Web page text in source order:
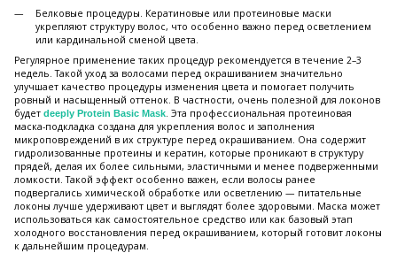
Белковые процедуры. Кератиновые или протеиновые маски
укрепляют структуру волос, что особенно важно перед осветлением
или кардинальной сменой цвета.
Регулярное применение таких процедур рекомендуется в течение 2–3
недель. Такой уход за волосами перед окрашиванием значительно
улучшает качество процедуры изменения цвета и помогает получить
ровный и насыщенный оттенок. В частности, очень полезной для локонов
будет deeply Protein Basic Mask. Эта профессиональная протеиновая
маска-подкладка создана для укрепления волос и заполнения
микроповреждений в их структуре перед окрашиванием. Она содержит
гидролизованные протеины и кератин, которые проникают в структуру
прядей, делая их более сильными, эластичными и менее подверженными
ломкости. Такой эффект особенно важен, если волосы ранее
подвергались химической обработке или осветлению — питательные
локоны лучше удерживают цвет и выглядят более здоровыми. Маска может
использоваться как самостоятельное средство или как базовый этап
холодного восстановления перед окрашиванием, который готовит локоны
к дальнейшим процедурам.